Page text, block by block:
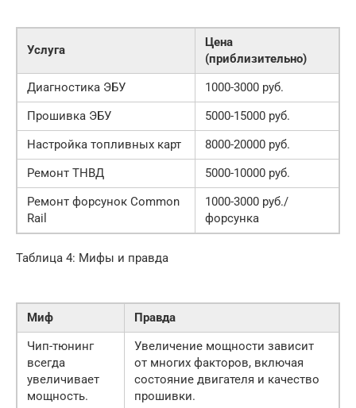
Услуга
Цена
(приблизительно)
Диагностика ЭБУ
1000-3000 руб.
Прошивка ЭБУ
5000-15000 руб.
Настройка топливных карт
8000-20000 руб.
Ремонт ТНВД
5000-10000 руб.
Ремонт форсунок Common
Rail
1000-3000 руб./
форсунка
Таблица 4: Мифы и правда
Миф
Правда
Чип-тюнинг
всегда
увеличивает
мощность.
Увеличение мощности зависит
от многих факторов, включая
состояние двигателя и качество
прошивки.